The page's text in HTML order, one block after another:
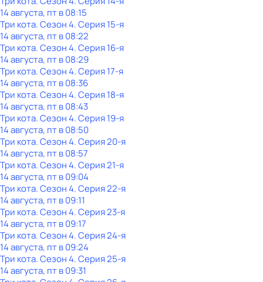
14 августа, пт в 08:15
Три кота. Сезон 4. Серия 15-я
14 августа, пт в 08:22
Три кота. Сезон 4. Серия 16-я
14 августа, пт в 08:29
Три кота. Сезон 4. Серия 17-я
14 августа, пт в 08:36
Три кота. Сезон 4. Серия 18-я
14 августа, пт в 08:43
Три кота. Сезон 4. Серия 19-я
14 августа, пт в 08:50
Три кота. Сезон 4. Серия 20-я
14 августа, пт в 08:57
Три кота. Сезон 4. Серия 21-я
14 августа, пт в 09:04
Три кота. Сезон 4. Серия 22-я
14 августа, пт в 09:11
Три кота. Сезон 4. Серия 23-я
14 августа, пт в 09:17
Три кота. Сезон 4. Серия 24-я
14 августа, пт в 09:24
Три кота. Сезон 4. Серия 25-я
14 августа, пт в 09:31